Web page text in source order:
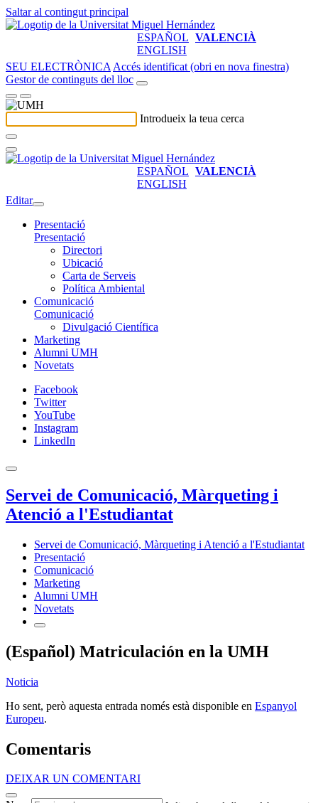
Saltar al contingut principal
ESPAÑOL VALENCIÀ
ENGLISH
SEU ELECTRÒNICA Accés identificat (obri en nova finestra)
Gestor de continguts del lloc
Introdueix la teua cerca
ESPAÑOL VALENCIÀ
ENGLISH
Editar
Presentació
Presentació
Directori
Ubicació
Carta de Serveis
Política Ambiental
Comunicació
Comunicació
Divulgació Científica
Marketing
Alumni UMH
Novetats
Facebook
Twitter
YouTube
Instagram
LinkedIn
Servei de Comunicació, Màrqueting i
Atenció a l'Estudiantat
Servei de Comunicació, Màrqueting i Atenció a l'Estudiantat
Presentació
Comunicació
Marketing
Alumni UMH
Novetats
(Español) Matriculación en la UMH
Noticia
Ho sent, però aquesta entrada només està disponible en Espanyol
Europeu.
Comentaris
DEIXAR UN COMENTARI